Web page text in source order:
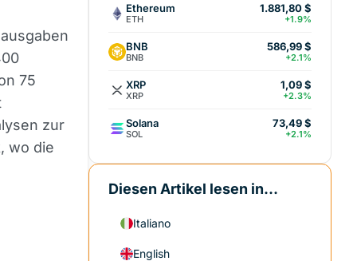
75
zur
wo die
Ethereum
ETH
1.881,80 $
+1.9%
BNB
BNB
586,99 $
+2.1%
XRP
XRP
1,09 $
+2.3%
Solana
SOL
73,49 $
+2.1%
Diesen Artikel lesen in...
Italiano
English